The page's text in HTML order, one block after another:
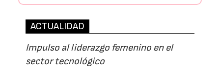
ACTUALIDAD
Impulso al liderazgo femenino en el
sector tecnológico